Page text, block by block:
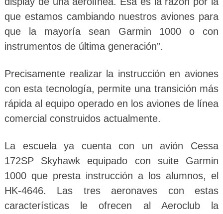
que estamos cambiando nuestros aviones para
que la mayoría sean Garmin 1000 o con
instrumentos de última generación”.
Precisamente realizar la instrucción en aviones
con esta tecnología, permite una transición más
rápida al equipo operado en los aviones de línea
comercial construidos actualmente.
La escuela ya cuenta con un avión Cessa
172SP Skyhawk equipado con suite Garmin
1000 que presta instrucción a los alumnos, el
HK-4646. Las tres aeronaves con estas
características le ofrecen al Aeroclub la